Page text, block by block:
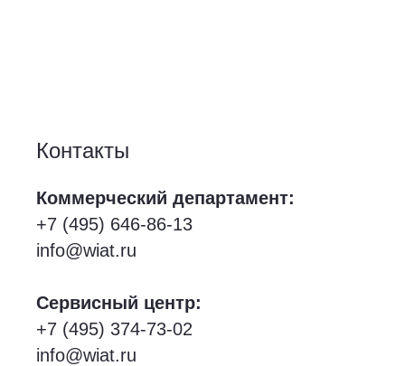
Контакты
Коммерческий департамент:
+7 (495) 646-86-13
info@wiat.ru
Сервисный центр:
+7 (495) 374-73-02
info@wiat.ru